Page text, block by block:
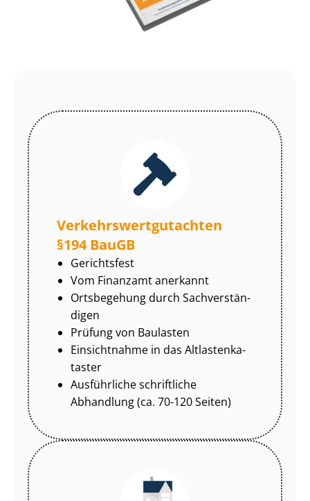
Ver­kehrs­wert­gut­ach­ten
§194 BauGB
Gerichtsfest
Vom Finanzamt anerkannt
Ortsbegehung durch Sach­ver­stän­
di­gen
Prüfung von Baulasten
Einsichtnahme in das Alt­las­ten­ka­
tas­ter
Ausführliche schriftliche
Abhandlung (ca. 70-120 Seiten)